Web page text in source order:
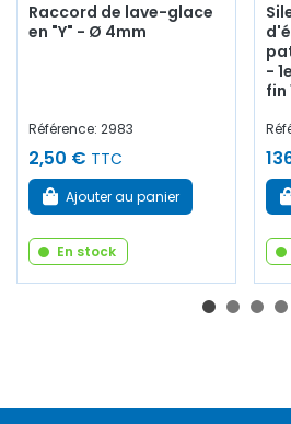
Raccord de lave-glace
en "Y" - Ø 4mm
Référence: 2983
2,50 € TTC
Ajouter au panier
En stock
-
fin